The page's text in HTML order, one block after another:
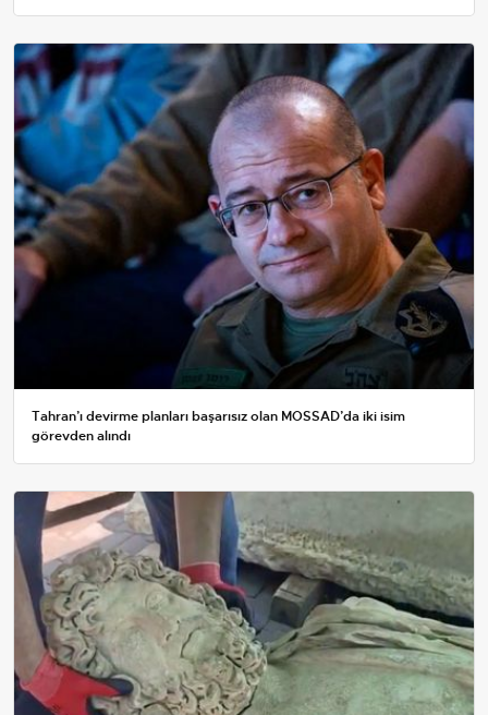
Tahran’ı devirme planları başarısız olan MOSSAD’da iki isim
görevden alındı